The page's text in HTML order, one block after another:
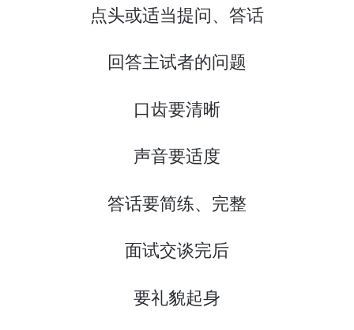
点头或适当提问、答话
回答主试者的问题
口齿要清晰
声音要适度
答话要简练、完整
面试交谈完后
要礼貌起身